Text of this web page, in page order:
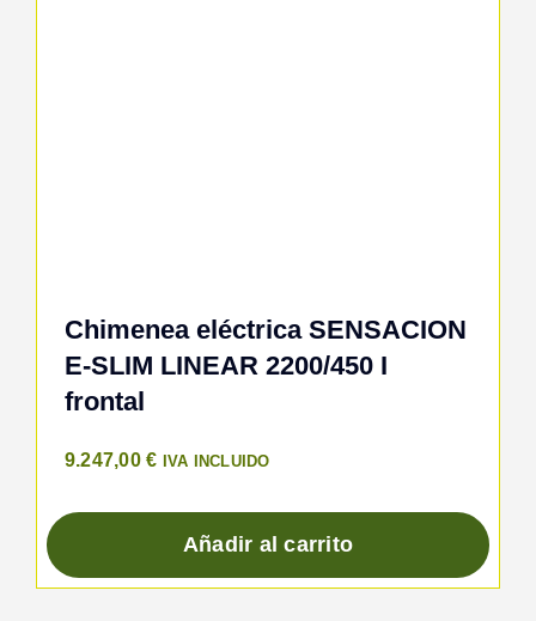
Chimenea eléctrica SENSACION
E-SLIM LINEAR 2200/450 I
frontal
9.247,00€ IVA INCLUIDO
Añadir al carrito